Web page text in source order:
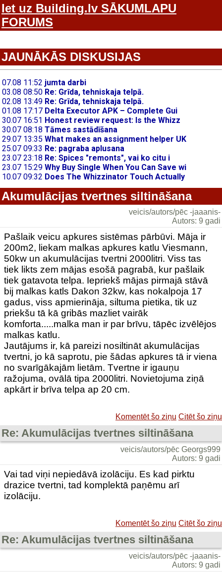
Iet uz Building.lv SĀKUMLAPU
FORUMS
JAUNĀKĀS DISKUSIJAS
Akumulācijas tvertnes siltināšana
veicis/autors/pēc -jaaanis-
Autors: 9 gadi
Pašlaik veicu apkures sistēmas pārbūvi. Māja ir
200m2, liekam malkas apkures katlu Viesmann,
50kw un akumulācijas tvertni 2000litri. Viss tas
tiek likts zem mājas esošā pagrabā, kur pašlaik
tiek gatavota telpa. Iepriekš mājas pirmajā stāvā
bij malkas katls Dakon 32kw, kas nokalpoja 17
gadus, viss apmierināja, siltuma pietika, tik uz
priekšu tā kā gribās mazliet vairāk
komforta.....malka man ir par brīvu, tāpēc izvēlējos
malkas katlu.
Jautājums ir, kā pareizi nosiltināt akumulācijas
tvertni, jo kā saprotu, pie šādas apkures tā ir viena
no svarīgākajām lietām. Tvertne ir igauņu
ražojuma, ovālā tipa 2000litri. Novietojuma ziņā
apkārt ir brīva telpa ap 20 cm.
Komentēt šo ziņu Citēt šo ziņu
Re: Akumulācijas tvertnes siltināšana
veicis/autors/pēc Georgs999
Autors: 9 gadi
Vai tad viņi nepiedāvā izolāciju. Es kad pirktu
drazice tvertni, tad komplektā paņēmu arī
izolāciju.
Komentēt šo ziņu Citēt šo ziņu
Re: Akumulācijas tvertnes siltināšana
veicis/autors/pēc -jaaanis-
Autors: 9 gadi